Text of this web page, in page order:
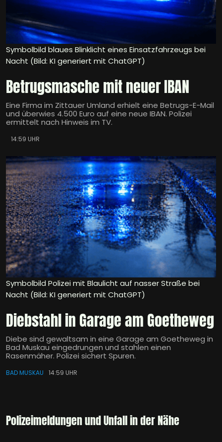
Symbolbild blaues Blinklicht eines Einsatzfahrzeugs bei
Nacht (Bild: KI generiert mit ChatGPT)
Betrugsmasche mit neuer IBAN
Eine Firma im Zittauer Umland erhielt eine Betrugs-E-Mail
und überwies 4.500 Euro auf eine neue IBAN. Polizei
ermittelt nach Hinweis im TV.
14:59 UHR
Symbolbild Polizei mit Blaulicht auf nasser Straße bei
Nacht (Bild: KI generiert mit ChatGPT)
Diebstahl in Garage am Goetheweg
Diebe sind gewaltsam in eine Garage am Goetheweg in
Bad Muskau eingedrungen und stahlen einen
Rasenmäher. Polizei sichert Spuren.
BAD MUSKAU 14:59 UHR
Polizeimeldungen und Unfall in der Nähe